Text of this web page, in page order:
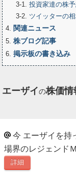
3-1 投資家達の株
3-2 ツイッターの
4
関連ニュース
5 株ブログ記事
6 掲示板の書き込み
エーザイの株価情
今 エーザイを持
場界のレジェンド
詳細